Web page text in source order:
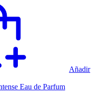
Añadir